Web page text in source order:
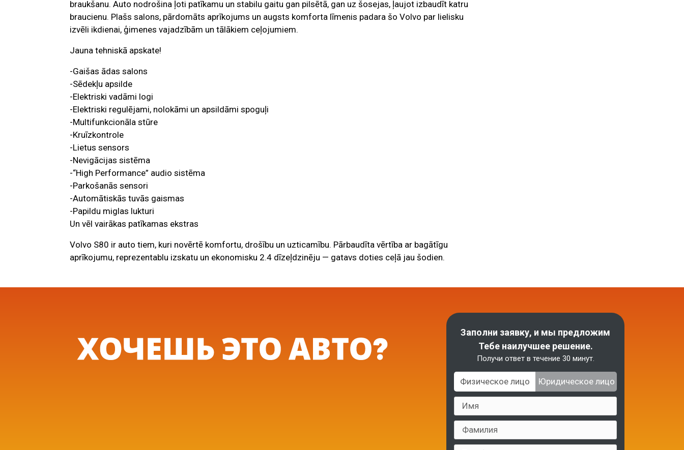
braukšanu. Auto nodrošina ļoti patīkamu un stabilu gaitu gan pilsētā, gan uz šosejas, ļaujot izbaudīt katru
braucienu. Plašs salons, pārdomāts aprīkojums un augsts komforta līmenis padara šo Volvo par lielisku
izvēli ikdienai, ģimenes vajadzībām un tālākiem ceļojumiem.
Jauna tehniskā apskate!
-Gaišas ādas salons
-Sēdekļu apsilde
-Elektriski vadāmi logi
-Elektriski regulējami, nolokāmi un apsildāmi spoguļi
-Multifunkcionāla stūre
-Kruīzkontrole
-Lietus sensors
-Nevigācijas sistēma
-“High Performance” audio sistēma
-Parkošanās sensori
-Automātiskās tuvās gaismas
-Papildu miglas lukturi
Un vēl vairākas patīkamas ekstras
Volvo S80 ir auto tiem, kuri novērtē komfortu, drošību un uzticamību. Pārbaudīta vērtība ar bagātīgu
aprīkojumu, reprezentablu izskatu un ekonomisku 2.4 dīzeļdzinēju — gatavs doties ceļā jau šodien.
Заполни заявку, и мы предложим
Тебе наилучшее решение.
Получи ответ в течение 30 минут.
Физическое лицо Юридическое лицо